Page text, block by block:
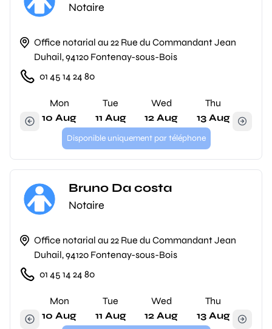
Notaire
Office notarial au 22 Rue du Commandant Jean
Duhail, 94120 Fontenay-sous-Bois
01 45 14 24 80
Mon
10 Aug
Tue
11 Aug
Wed
12 Aug
Thu
13 Aug
Disponible uniquement par téléphone
Bruno Da costa
Notaire
Office notarial au 22 Rue du Commandant Jean
Duhail, 94120 Fontenay-sous-Bois
01 45 14 24 80
Mon
10 Aug
Tue
11 Aug
Wed
12 Aug
Thu
13 Aug